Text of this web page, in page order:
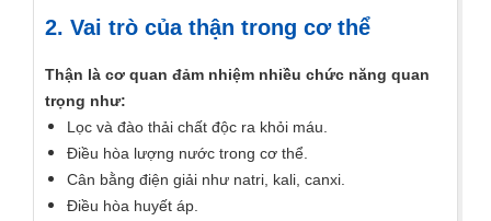
2. Vai trò của thận trong cơ thể
Thận là cơ quan đảm nhiệm nhiều chức năng quan
trọng như:
Lọc và đào thải chất độc ra khỏi máu.
Điều hòa lượng nước trong cơ thể.
Cân bằng điện giải như natri, kali, canxi.
Điều hòa huyết áp.